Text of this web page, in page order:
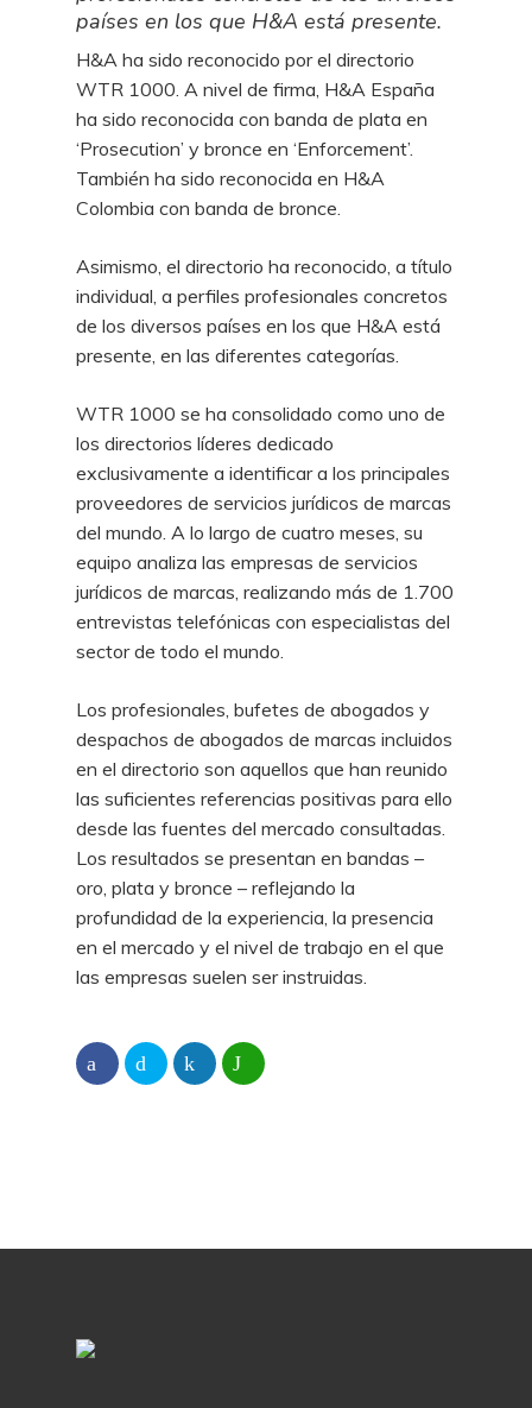
países en los que H&A está presente.
H&A ha sido reconocido por el directorio
WTR 1000. A nivel de firma, H&A España
ha sido reconocida con banda de plata en
‘Prosecution’ y bronce en ‘Enforcement’.
También ha sido reconocida en H&A
Colombia con banda de bronce.
Asimismo, el directorio ha reconocido, a título
individual, a perfiles profesionales concretos
de los diversos países en los que H&A está
presente, en las diferentes categorías.
WTR 1000 se ha consolidado como uno de
los directorios líderes dedicado
exclusivamente a identificar a los principales
proveedores de servicios jurídicos de marcas
del mundo. A lo largo de cuatro meses, su
equipo analiza las empresas de servicios
jurídicos de marcas, realizando más de 1.700
entrevistas telefónicas con especialistas del
sector de todo el mundo.
Los profesionales, bufetes de abogados y
despachos de abogados de marcas incluidos
en el directorio son aquellos que han reunido
las suficientes referencias positivas para ello
desde las fuentes del mercado consultadas.
Los resultados se presentan en bandas –
oro, plata y bronce – reflejando la
profundidad de la experiencia, la presencia
en el mercado y el nivel de trabajo en el que
las empresas suelen ser instruidas.